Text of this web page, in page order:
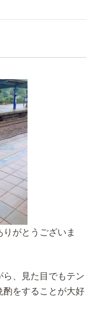
がとうございま
、見た目でもテン
をすることが大好